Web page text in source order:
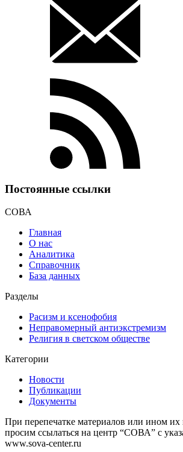
Постоянные ссылки
СОВА
Главная
О нас
Аналитика
Справочник
База данных
Разделы
Расизм и ксенофобия
Неправомерный антиэкстремизм
Религия в светском обществе
Категории
Новости
Публикации
Документы
При перепечатке материалов или ином их
просим ссылаться на центр “СОВА” с
www.sova-center.ru